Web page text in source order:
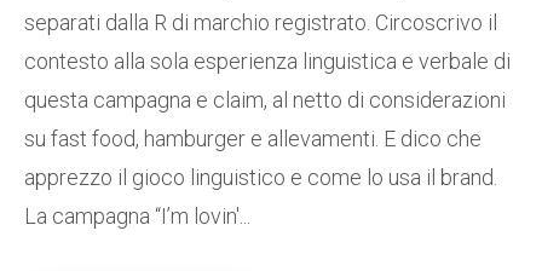
separati dalla R di marchio registrato. Circoscrivo il
contesto alla sola esperienza linguistica e verbale di
questa campagna e claim, al netto di considerazioni
su fast food, hamburger e allevamenti. E dico che
apprezzo il gioco linguistico e come lo usa il brand.
La campagna “I’m lovin'...